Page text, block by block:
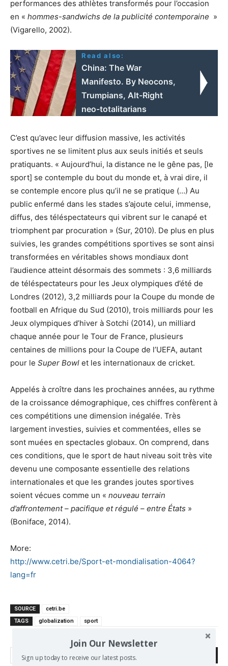
performances des athlètes transformés pour l’occasion
en « hommes-sandwichs de la publicité contemporaine »
(Vigarello, 2002).
Read also:
China: The War
Manifesto. By Neocons,
Trumpians, Alt-Right
neo-totalitarians
C’est qu’avec leur diffusion massive, les activités
sportives ne se limitent plus aux seuls initiés et seuls
pratiquants. « Aujourd’hui, la distance ne le gêne pas, [le
sport] se contemple du bout du monde et, à vrai dire, il
se contemple encore plus qu’il ne se pratique (…) Au
public enfermé dans les stades s’ajoute celui, immense,
diffus, des téléspectateurs qui vibrent sur le canapé et
triomphent par procuration » (Sur, 2010). De plus en plus
suivies, les grandes compétitions sportives se sont ainsi
transformées en véritables shows mondiaux dont
l’audience atteint désormais des sommets : 3,6 milliards
de téléspectateurs pour les Jeux olympiques d’été de
Londres (2012), 3,2 milliards pour la Coupe du monde de
football en Afrique du Sud (2010), trois milliards pour les
Jeux olympiques d’hiver à Sotchi (2014), un milliard
chaque année pour le Tour de France, plusieurs
centaines de millions pour la Coupe de l’UEFA, autant
pour le Super Bowl et les internationaux de cricket.
Appelés à croître dans les prochaines années, au rythme
de la croissance démographique, ces chiffres confèrent à
ces compétitions une dimension inégalée. Très
largement investies, suivies et commentées, elles se
sont muées en spectacles globaux. On comprend, dans
ces conditions, que le sport de haut niveau soit très vite
devenu une composante essentielle des relations
internationales et que les grandes joutes sportives
soient vécues comme un « nouveau terrain
d’affrontement – pacifique et régulé – entre États »
(Boniface, 2014).
More:
http://www.cetri.be/Sport-et-mondialisation-4064?
lang=fr
SOURCE
cetri.be
TAGS
globalization sport
Join Our Newsletter
Sign up today to receive our latest posts.